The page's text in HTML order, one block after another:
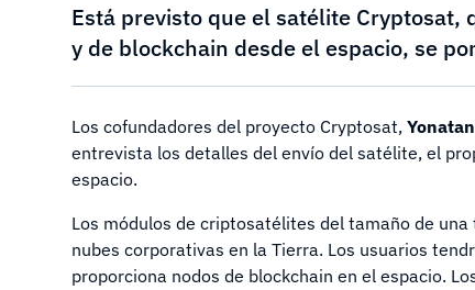
Está previsto que el satélite
y de blockchain desde el espacio, se
Los cofundadores del proyecto Cryptosat,
entrevista los detalles del envío del satélite, el
espacio.
Los módulos de criptosatélites del tamaño de
nubes corporativas en la Tierra. Los usuarios
proporciona nodos de blockchain en el espacio.